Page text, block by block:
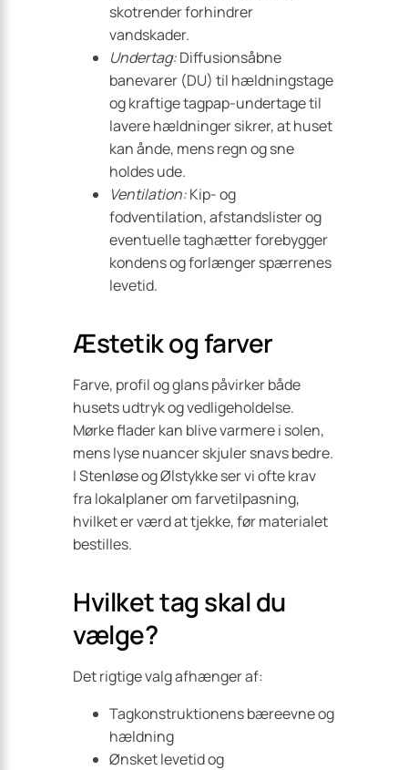
skotrender forhindrer
vandskader.
Undertag:Diffusionsåbne
banevarer (DU) til hældningstage
og kraftige tagpap-undertage til
lavere hældninger sikrer, at huset
kan ånde, mens regn og sne
holdes ude.
Ventilation:Kip- og
fodventilation, afstandslister og
eventuelle taghætter forebygger
kondens og forlænger spærrenes
levetid.
Æstetik og farver
Farve, profil og glans påvirker både
husets udtryk og vedligeholdelse.
Mørke flader kan blive varmere i solen,
mens lyse nuancer skjuler snavs bedre.
I Stenløse og Ølstykke ser vi ofte krav
fra lokalplaner om farvetilpasning,
hvilket er værd at tjekke, før materialet
bestilles.
Hvilket tag skal du
vælge?
Det rigtige valg afhænger af:
Tagkonstruktionens bæreevne og
hældning
Ønsket levetid og